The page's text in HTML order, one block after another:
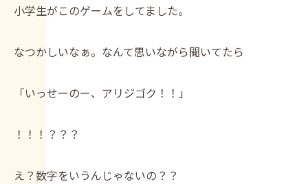
小学生がこのゲームをしてました。
なつかしいなぁ。なんて思いながら聞いてたら
「いっせーのー、アリジゴク！！」
！！！？？？
え？数字をいうんじゃないの？？